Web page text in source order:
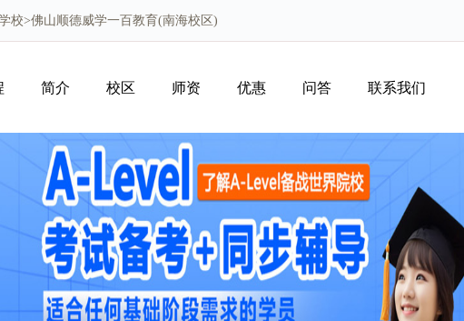
校>佛山顺德威学一百教育(南海校区)
简介 校区 师资 优惠 问答 联系我们